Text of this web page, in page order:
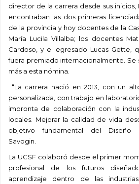
director de la carrera desde sus inicios,
encontraban las dos primeras
de la provincia y hoy docentes de la
María Lucila Villalba; los docentes
Cardoso, y el egresado Lucas Gette,
fuera premiado internacionalmente. Se
más a esta nómina.
“La carrera nació en 2013, con un
personalizada, con trabajo en
impronta de colaboración con la
locales. Mejorar la calidad de vida
objetivo fundamental del Diseño
Savogin.
La UCSF colaboró desde el primer
profesional de los futuros
aprendizaje dentro de las